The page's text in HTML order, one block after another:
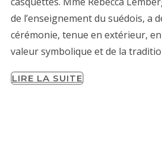
de l’enseignement du suédois, a
cérémonie, tenue en extérieur,
valeur symbolique et de la
LIRE LA SUITE